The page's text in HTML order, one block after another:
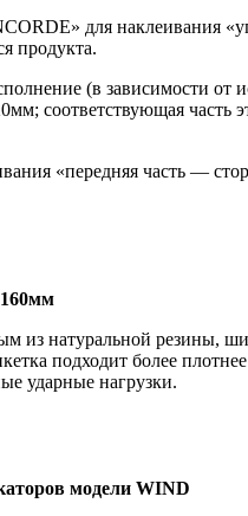
для наклеивания
продукта.
(в зависимости от
соответствующая часть
«передняя часть —
из натуральной резины,
подходит более
ударные нагрузки.
модели WIND